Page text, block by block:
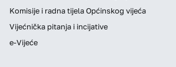
Komisije i radna tijela Općinskog vijeća
Vijećnička pitanja i incijative
e-Vijeće